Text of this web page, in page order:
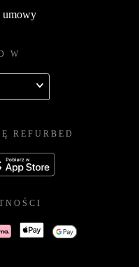
umowy
W
REFURBED